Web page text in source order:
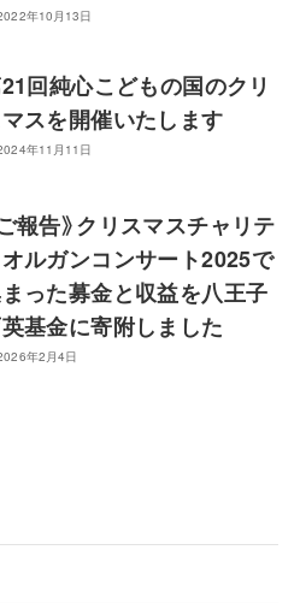
年10月13日
回純心こどもの国のクリ
スを開催いたします
年11月11日
報告》クリスマスチャリテ
ルガンコンサート2025で
った募金と収益を八王子
基金に寄附しました
年2月4日